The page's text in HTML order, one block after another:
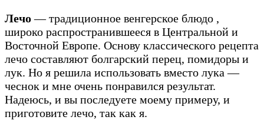
Лечо— традиционное венгерское блюдо ,
широко распространившееся в Центральной и
Восточной Европе. Основу классического рецепта
лечо составляют болгарский перец, помидоры и
лук. Но я решила использовать вместо лука —
чеснок и мне очень понравился результат.
Надеюсь, и вы последуете моему примеру, и
приготовите лечо, так как я.